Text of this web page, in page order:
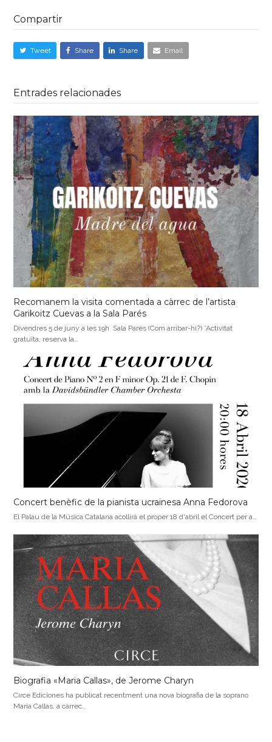
Compartir
Tweet Share Share Email
Entrades relacionades
Recomanem la visita comentada a càrrec de l’artista
Garikoitz Cuevas a la Sala Parés
Divendres 5 de juny a les 19h Sala Parés (Com arribar-hi?) *Activitat
gratuïta, reserva la…
Concert benèfic de la pianista ucraïnesa Anna Fedorova
El Palau de la Música Catalana acollirà el proper 18 d'abril el Concert per a…
Biografia «Maria Callas», de Jerome Charyn
Circe Ediciones ha publicat recentment una nova biografia de la soprano
Maria Callas, a càrrec…